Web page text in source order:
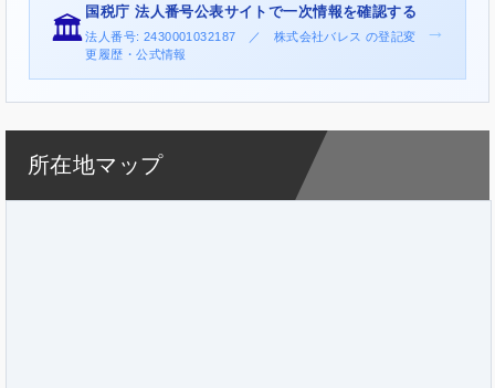
🏛️
国税庁 法人番号公表サイトで一次情報を確認する
法人番号: 2430001032187 ／ 株式会社バレス の登記変
更履歴・公式情報
→
所在地マップ